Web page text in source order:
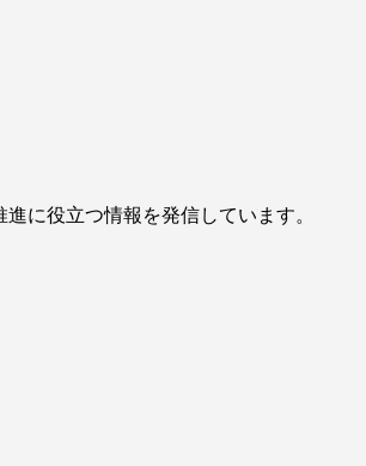
に役立つ情報を発信しています。